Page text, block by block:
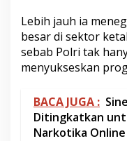
Lebih jauh ia
besar di sektor
sebab Polri tak
menyukseskan
BACA JUGA :
Ditingkatkan
Narkotika Online